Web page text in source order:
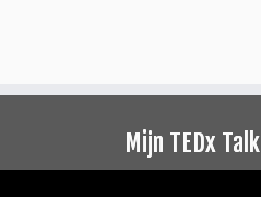
Mijn TEDx Talk